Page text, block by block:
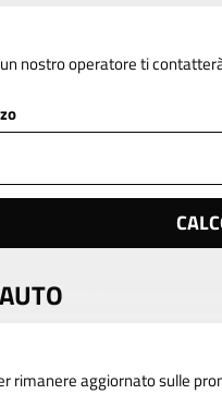
nostro operatore ti
rimanere aggiornato sulle